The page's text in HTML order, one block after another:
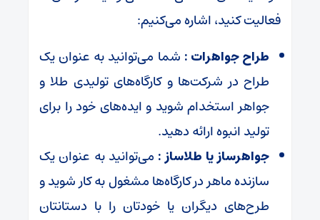
فعالیت کنید، اشاره می‌کنیم:
طراح جواهرات : شما می‌توانید به عنوان یک
طراح در شرکت‌ها و کارگاه‌های تولیدی طلا و
جواهر استخدام شوید و ایده‌های خود را برای
تولید انبوه ارائه دهید.
جواهرساز یا طلاساز : می‌توانید به عنوان یک
سازنده ماهر در کارگاه‌ها مشغول به کار شوید و
طرح‌های دیگران یا خودتان را با دستانتان